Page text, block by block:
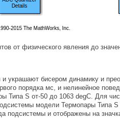
от физического явления до
бисером динамику и
порядка мс, и нелинейное
Типа S от-50 до 1063 degC. Для
модели Термопары Типа
подсистемы и отображены на